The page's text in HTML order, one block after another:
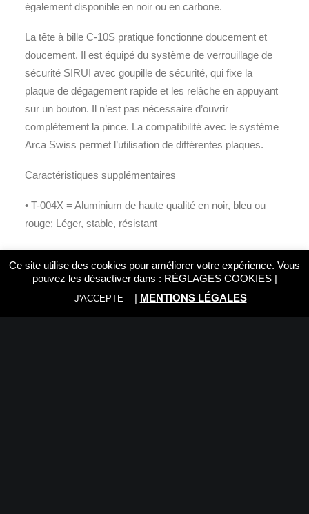
également disponible en noir ou en carbone.
La tête à bille C-10S pratique fonctionne doucement et
doucement. Il est équipé du système de verrouillage de
sécurité SIRUI avec goupille de sécurité, qui fixe la
plaque de dégagement rapide et les relâche en appuyant
sur un bouton. Il n’est pas nécessaire d’ouvrir
complètement la pince. La compatibilité avec le système
Arca Swiss permet l’utilisation de différentes plaques.
Caractéristiques supplémentaires
• T-004X = Aluminium de haute qualité en noir, bleu ou
rouge; Léger, stable, résistant
• T-024X = fibre de carbone à 8 couches, ultra léger,
stable, faible vibration
• Pivotable à 180 ° – les pieds peuvent être pliés
complètement de 0 à 180 °, ce qui réduit la taille de
Ce site utilise des cookies pour améliorer votre expérience. Vous
pouvez les désactiver dans : RÉGLAGES COOKIES|
J'ACCEPTE | MENTIONS LÉGALES